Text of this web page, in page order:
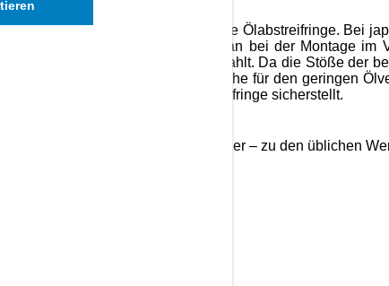
nicht anders angegeben) 3-teilige Ölabstreifringe. Bei
höhere Aufmerksamkeit, die man bei der Montage im
im Ergebnis auf jeden Fall bezahlt. Da die Stöße der
eine Labyrinth-Abdichtung, welche für den geringen
für die beiden (dünnen) Ölabstreifringe sicherstellt.
das Bohren und Honen der Zylinder – zu den üblichen